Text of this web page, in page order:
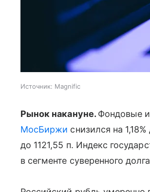
Источник: Magnific
Рынок накануне. Фондовые
МосБиржи снизился на
до 1121,55 п. Индекс
в сегменте суверенного